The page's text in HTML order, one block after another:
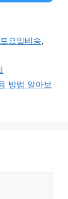
토요일배송,
방법 알아보